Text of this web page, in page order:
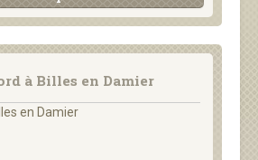
à Billes en Damier